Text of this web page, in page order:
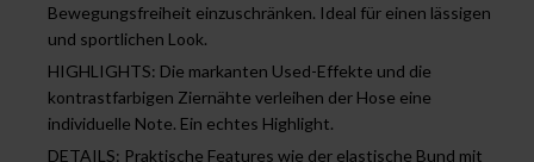
Bewegungsfreiheit einzuschränken. Ideal für einen lässigen
und sportlichen Look.
HIGHLIGHTS: Die markanten Used-Effekte und die
kontrastfarbigen Ziernähte verleihen der Hose eine
individuelle Note. Ein echtes Highlight.
DETAILS: Praktische Features wie der elastische Bund mit